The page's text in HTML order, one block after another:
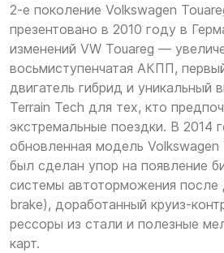
2-е поколение Volkswagen
презентовано в 2010 году в
изменений VW Touareg —
восьмиступенчатая АКПП,
двигатель гибрид и уникальный
Terrain Tech для тех, кто
экстремальные поездки. В 2014
обновленная модель Volkswagen
был сделан упор на появление
системы автоторможения
brake), доработанный круиз-
рессоры из стали и полезные
карт.